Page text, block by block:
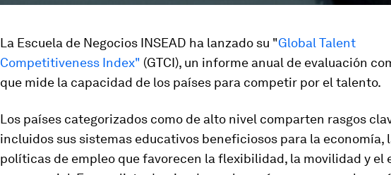
La Escuela de Negocios INSEAD ha lanzado su "Global Talent
Competitiveness Index" (GTCI), un informe anual de evaluación
que mide la capacidad de los países para competir por el talento.
Los países categorizados como de alto nivel comparten rasgos
incluidos sus sistemas educativos beneficiosos para la economía,
políticas de empleo que favorecen la flexibilidad, la movilidad y el